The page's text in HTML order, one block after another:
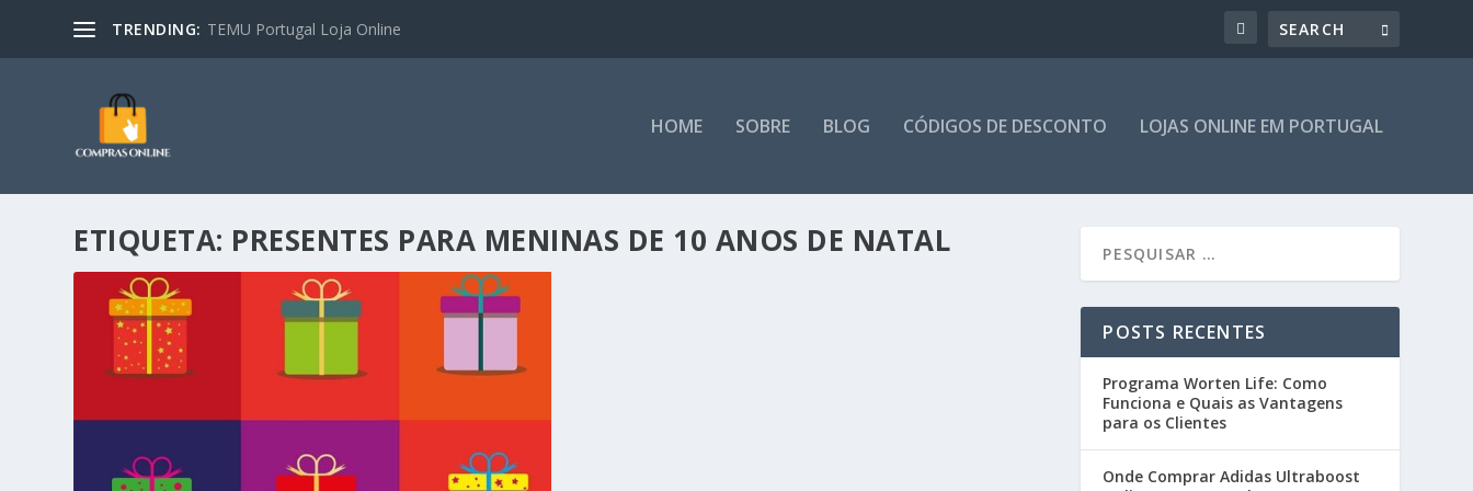
TRENDING: TEMU Portugal Loja Online
HOME SOBRE BLOG CÓDIGOS DE DESCONTO LOJAS ONLINE EM PORTUGAL
ETIQUETA: PRESENTES PARA MENINAS DE 10 ANOS DE NATAL
POSTS RECENTES
Programa Worten Life: Como
Funciona e Quais as Vantagens
para os Clientes
Onde Comprar Adidas Ultraboost